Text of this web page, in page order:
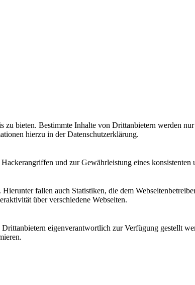
zu bieten. Bestimmte Inhalte von Drittanbietern werden
hierzu in der Datenschutzerklärung.
und zur Gewährleistung eines konsistenten
fallen auch Statistiken, die dem
über verschiedene Webseiten.
eigenverantwortlich zur Verfügung gestellt